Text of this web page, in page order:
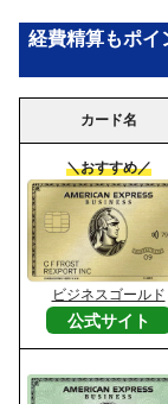
経費精算もポイ
カード名
＼おすすめ／
ビジネスゴールド
公式サイト